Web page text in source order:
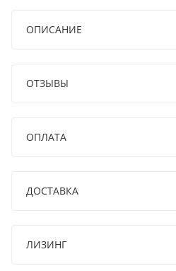
ОПИСАНИЕ
ОТЗЫВЫ
ОПЛАТА
ДОСТАВКА
ЛИЗИНГ